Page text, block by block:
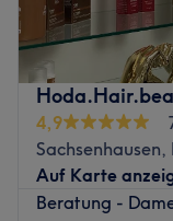
4,9
Auf Karte
Beratung -